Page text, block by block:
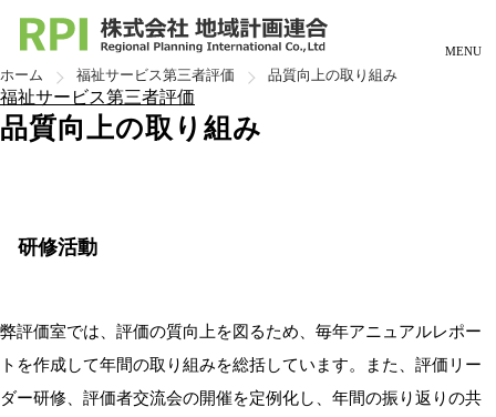
MENU
トップページ
地域経営と健康・福祉
福祉サービス第三者評価
採用情報
企業理念・求める人物像社員に聞いてみた！地域計画連合
社員へのインタビュー会社イベント・社内研修 募集要項
お問合せお知らせ個人情報保護方針情報セキュリティ基本方針
ホーム 福祉サービス第三者評価 品質向上の取り組み
福祉サービス第三者評価
品質向上の取り組み
研修活動
弊評価室では、評価の質向上を図るため、毎年アニュアルレポー
トを作成して年間の取り組みを総括しています。また、評価リー
ダー研修、評価者交流会の開催を定例化し、年間の振り返りの共